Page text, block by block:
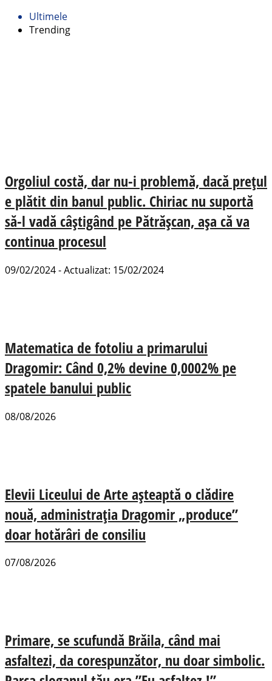
Ultimele
Trending
Orgoliul costă, dar nu-i problemă, dacă prețul
e plătit din banul public. Chiriac nu suportă
să-l vadă câștigând pe Pătrășcan, așa că va
continua procesul
09/02/2024 - Actualizat: 15/02/2024
Matematica de fotoliu a primarului
Dragomir: Când 0,2% devine 0,0002% pe
spatele banului public
08/08/2026
Elevii Liceului de Arte așteaptă o clădire
nouă, administrația Dragomir „produce”
doar hotărâri de consiliu
07/08/2026
Primare, se scufundă Brăila, când mai
asfaltezi, da corespunzător, nu doar simbolic.